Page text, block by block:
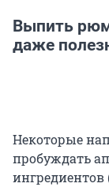
Выпить
даже
Некоторые
пробуждать
ингредиентов